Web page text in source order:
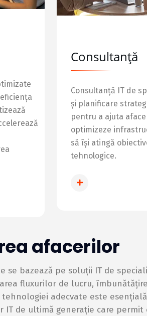
Consultanță
Consultanță IT de
și planificare
pentru a ajuta
optimizeze
să își atingă
tehnologice.
afacerilor
se bazează pe soluții IT de
fluxurilor de lucru,
adecvate este
de ultimă generație care